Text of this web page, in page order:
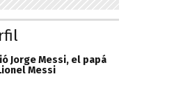
Jorge Messi, el papá
Messi